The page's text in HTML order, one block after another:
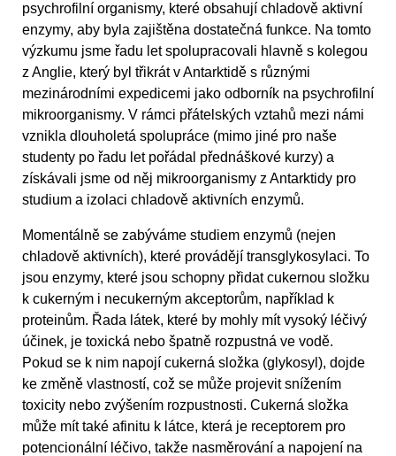
psychrofilní organismy, které obsahují chladově aktivní
enzymy, aby byla zajištěna dostatečná funkce. Na tomto
výzkumu jsme řadu let spolupracovali hlavně s kolegou
z Anglie, který byl třikrát v Antarktidě s různými
mezinárodními expedicemi jako odborník na psychrofilní
mikroorganismy. V rámci přátelských vztahů mezi námi
vznikla dlouholetá spolupráce (mimo jiné pro naše
studenty po řadu let pořádal přednáškové kurzy) a
získávali jsme od něj mikroorganismy z Antarktidy pro
studium a izolaci chladově aktivních enzymů.
Momentálně se zabýváme studiem enzymů (nejen
chladově aktivních), které provádějí transglykosylaci. To
jsou enzymy, které jsou schopny přidat cukernou složku
k cukerným i necukerným akceptorům, například k
proteinům. Řada látek, které by mohly mít vysoký léčivý
účinek, je toxická nebo špatně rozpustná ve vodě.
Pokud se k nim napojí cukerná složka (glykosyl), dojde
ke změně vlastností, což se může projevit snížením
toxicity nebo zvýšením rozpustnosti. Cukerná složka
může mít také afinitu k látce, která je receptorem pro
potencionální léčivo, takže nasměrování a napojení na